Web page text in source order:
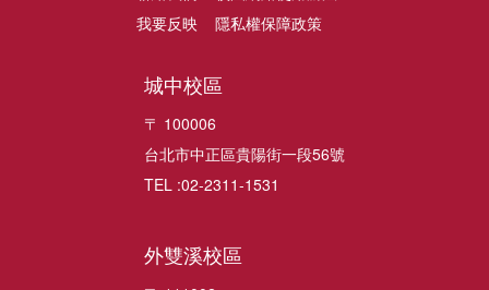
我要反映
隱私權保障政策
城中校區
〒 100006
台北市中正區貴陽街一段56號
TEL :02-2311-1531
外雙溪校區